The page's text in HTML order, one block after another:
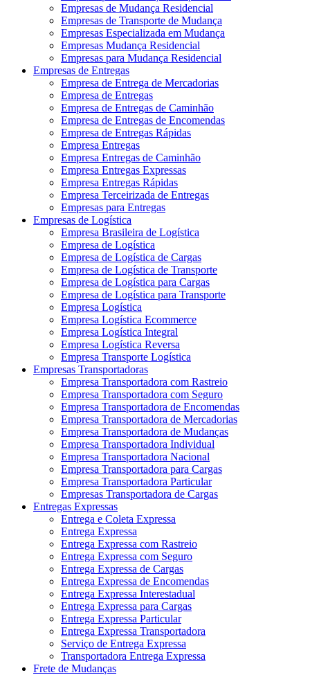
Empresas de Mudança Residencial
Empresas de Transporte de Mudança
Empresas Especializada em Mudança
Empresas Mudança Residencial
Empresas para Mudança Residencial
Empresas de Entregas
Empresa de Entrega de Mercadorias
Empresa de Entregas
Empresa de Entregas de Caminhão
Empresa de Entregas de Encomendas
Empresa de Entregas Rápidas
Empresa Entregas
Empresa Entregas de Caminhão
Empresa Entregas Expressas
Empresa Entregas Rápidas
Empresa Terceirizada de Entregas
Empresas para Entregas
Empresas de Logística
Empresa Brasileira de Logística
Empresa de Logística
Empresa de Logística de Cargas
Empresa de Logística de Transporte
Empresa de Logística para Cargas
Empresa de Logística para Transporte
Empresa Logística
Empresa Logística Ecommerce
Empresa Logística Integral
Empresa Logística Reversa
Empresa Transporte Logística
Empresas Transportadoras
Empresa Transportadora com Rastreio
Empresa Transportadora com Seguro
Empresa Transportadora de Encomendas
Empresa Transportadora de Mercadorias
Empresa Transportadora de Mudanças
Empresa Transportadora Individual
Empresa Transportadora Nacional
Empresa Transportadora para Cargas
Empresa Transportadora Particular
Empresas Transportadora de Cargas
Entregas Expressas
Entrega e Coleta Expressa
Entrega Expressa
Entrega Expressa com Rastreio
Entrega Expressa com Seguro
Entrega Expressa de Cargas
Entrega Expressa de Encomendas
Entrega Expressa Interestadual
Entrega Expressa para Cargas
Entrega Expressa Particular
Entrega Expressa Transportadora
Serviço de Entrega Expressa
Transportadora Entrega Expressa
Frete de Mudanças